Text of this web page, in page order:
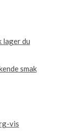
lager du
smak
vis